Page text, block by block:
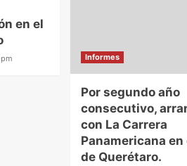
en el
Informes
Por segundo año
consecutivo,
con La Carrera
Panamericana
de Querétaro.